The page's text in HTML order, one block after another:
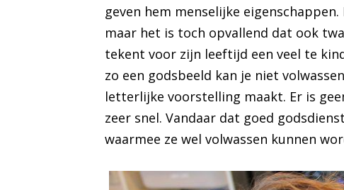
geven hem menselijke
maar het is toch opvallend dat ook
tekent voor zijn leeftijd een veel te
zo een godsbeeld kan je niet
letterlijke voorstelling maakt. Er is
zeer snel. Vandaar dat goed
waarmee ze wel volwassen kunnen